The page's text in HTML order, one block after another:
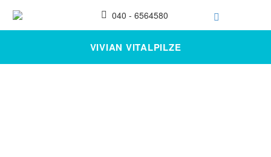
040 - 6564580
VIVIAN VITALPILZE